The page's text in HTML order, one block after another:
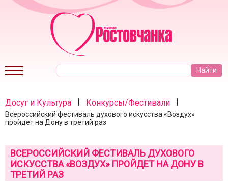
Досуг и Культура | Конкурсы/Фестивали |
Всероссийский фестиваль духового искусства «Воздух»
пройдет на Дону в третий раз
ВСЕРОССИЙСКИЙ ФЕСТИВАЛЬ ДУХОВОГО
ИСКУССТВА «ВОЗДУХ» ПРОЙДЕТ НА ДОНУ В
ТРЕТИЙ РАЗ